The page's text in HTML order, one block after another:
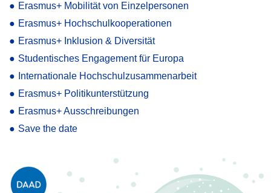
● Erasmus+ Mobilität von Einzelpersonen
● Erasmus+ Hochschulkooperationen
● Erasmus+ Inklusion & Diversität
● Studentisches Engagement für Europa
●
Internationale Hochschulzusammenarbeit
● Erasmus+ Politikunterstützung
● Erasmus+ Ausschreibungen
● Save the date